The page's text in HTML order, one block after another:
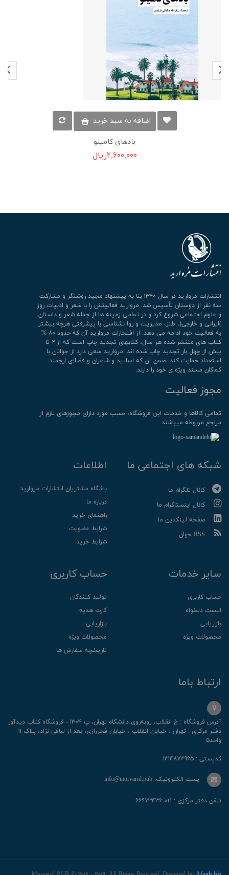
اضافه به سبد خرید
بادهای کامینو
۲,۶۰۰,۰۰۰ریال
انتشارات مروارید در سال ۱۳۴۰ بنا به پیشنهاد مجید روشنگر و مشارکت
سه نفر از دوستان تأسیس شد. مروارید فعالیتش را با شعر و ادبیات روز
و علوم اجتماعی شروع کرد و در تمامی زمینه ها از جمله شعر و داستان
)ایرانی و خارجی(، طنز، مدیریت و روا نشناسی با پیشرفتی هرچه بیشتر
به فعالیت خود ادامه می دهد. از افتخارات مروارید آن که حدود ۸۰ %
کتاب های منتشر شده هر سال، کتابهای تجدید چاپ است که از ۲ تا
بیش از چهل بار تجدید چاپ شده اند. مروارید سعی دارد از جوانان با
استعداد حمایت کند. ضمن آن که اساتید و شاعران و فضلای ارجمند
کماکان مسند ویژه ی خود را دارند.
مجوز فعالیت
تمامی كالاها و خدمات این فروشگاه، حسب مورد دارای مجوزهای لازم از
مراجع مربوطه میباشند.
شبکه های اجتماعی ما
کانال تلگرام ما
کانال اینستاگرام ما
صفحه لینکدین ما
RSS خوان
اطلاعات
باشگاه مشتریان انتشارات مروارید
درباره ما
راهنمای خرید
شرایط عضویت
شرایط خرید
سایر خدمات
حساب کاربری
لیست دلخواه
بازاریابی
محصولات ویژه
حساب کاربری
تولید کنندگان
کارت هدیه
بازاریابی
محصولات ویژه
تاریخچه سفارش ها
ارتباط باما
آدرس فروشگاه : خ انقلاب، رو‌به‌روی دانشگاه تهران، پ ۱۳۰۴ - فروشگاه کتاب دیدآور
دفتر مرکزی : تهران ، خیابان انقلاب ، خیابان فخررازی، بعد از لبافی نژاد، پلاک ۱۱
واحد۵
کدپستی : ۱۳۱۴۸۷۳۹۶۵
پست الکترونیک: info@morvarid.pub
تلفن دفتر مرکزی : ۰۲۱-۶۶۹۷۳۴۳۶